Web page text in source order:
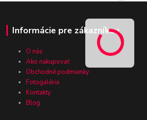
Informácie pre zákazníkov
O nás
Ako nakupovať
Obchodné podmienky
Fotogaléria
Kontakty
Blog